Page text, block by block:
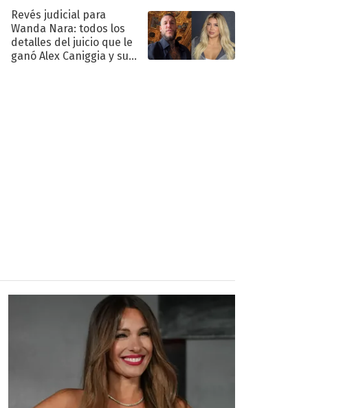
"Traidora"
Revés judicial para
Wanda Nara: todos los
detalles del juicio que le
ganó Alex Caniggia y sus